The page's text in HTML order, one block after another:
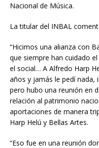
Nacional de Música.
La titular del INBAL
“Hicimos una alianza con
que siempre han cuidado
el social… A Alfredo Harp
años y jamás le pedí nada,
pero hubo una reunión en
relación al patrimonio
aportaciones de manera
Harp Helú y Bellas Artes.
“Eso fue en una reunión